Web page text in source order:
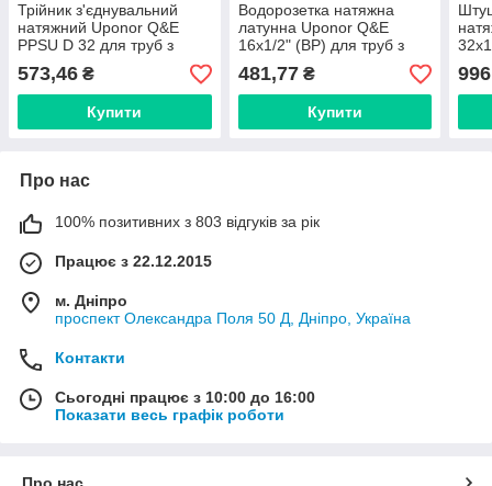
Трійник з'єднувальний
натяжний Uponor Q&E
PPSU D 32 для труб з
поліетилену (PEX-A)
1001250
573,46 ₴
Купити
Водорозетка натяжна
латунна Uponor Q&E
16x1/2" (ВР) для труб з
поліетилену (PEX-A)
1059822
481,77₴
Купити
Про нас
100% позитивних з 803 відгуків за рік
Працює з 22.12.2015
м. Дніпро
проспект Олександра Поля 50 Д, Дніпро, Україна
Контакти
Сьогодні працює з 10:00 до 16:00
Показати весь графік роботи